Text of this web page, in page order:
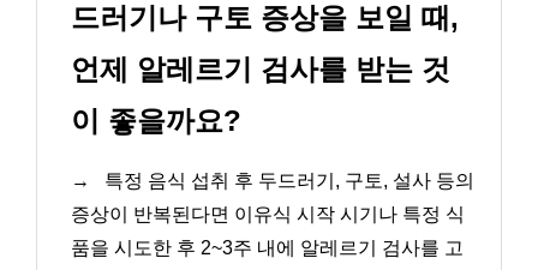
드러기나 구토 증상을 보일 때,
언제 알레르기 검사를 받는 것
이 좋을까요?
→
특정 음식 섭취 후 두드러기, 구토, 설사 등의
증상이 반복된다면 이유식 시작 시기나 특정 식
품을 시도한 후 2~3주 내에 알레르기 검사를 고